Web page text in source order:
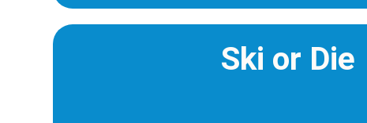
Ski or Die